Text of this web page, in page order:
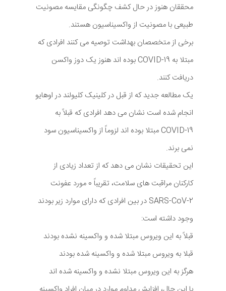
محققان هنوز در حال کشف چگونگی مقایسه مصونیت
طبیعی با مصونیت از واکسیناسیون هستند.
برخی از متخصصان بهداشت توصیه می کنند افرادی که
مبتلا به COVID-19 بوده اند هنوز یک دوز واکسن
دریافت کنند.
یک مطالعه جدید که از قبل در کلینیک کلیولند در اوهایو
انجام شده است نشان می دهد افرادی که قبلاً به
COVID-19 مبتلا بوده اند لزوماً از واکسیناسیون سود
نمی برند.
این تحقیقات نشان می دهد که از تعداد زیادی از
کارکنان مراقبت های سلامت، تقریباً 0 مورد عفونت
SARS-CoV-2 در بین افرادی که دارای موارد زیر بودند
وجود داشته است:
قبلاً به این ویروس مبتلا شده و واکسینه نشده بودند
قبلا به ویروس مبتلا شده و واکسینه شده بودند
هرگز به این ویروس مبتلا نشده و واکسینه شده اند